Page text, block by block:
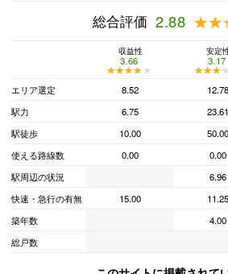
総合評価 2.88
収益性
3.66
★★★★★
★★★★★
安定
3.17
エリア選定
8.52 12.78
駅力
6.75
23.61
駅徒歩
10.00
50.00
使える路線数
0.00
0.00
駅周辺の状況
6.96
快速・急行の有無
15.00
11.25
築年数
4.00
総戸数